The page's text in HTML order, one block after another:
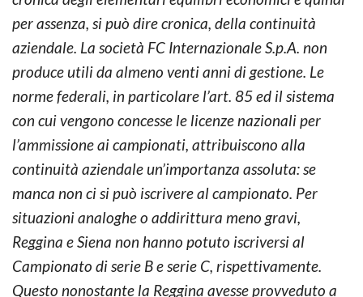
per assenza, si può dire cronica, della continuità
aziendale. La società FC Internazionale S.p.A. non
produce utili da almeno venti anni di gestione. Le
norme federali, in particolare l’art. 85 ed il sistema
con cui vengono concesse le licenze nazionali per
l’ammissione ai campionati, attribuiscono alla
continuità aziendale un’importanza assoluta: se
manca non ci si può iscrivere al campionato. Per
situazioni analoghe o addirittura meno gravi,
Reggina e Siena non hanno potuto iscriversi al
Campionato di serie B e serie C, rispettivamente.
Questo nonostante la Reggina avesse provveduto a